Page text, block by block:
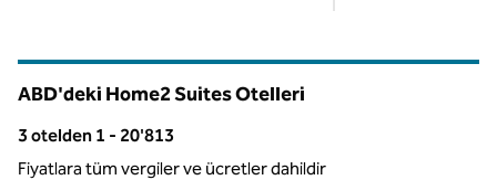
ABD'deki Home2 Suites Otelleri
3 otelden 1 - 20'813
813 otel gösteriliyor
Fiyatlara tüm vergiler ve ücretler dahildir